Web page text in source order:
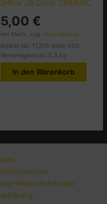
Drifice ,Oil Contl. CBX400C
5,00 €
inkl. MwSt., zzgl. Versandkosten
Artikel-Nr.: 11205-MA6-000
Versandgewicht: 0.3 kg
In den Warenkorb
Widerrufsformular